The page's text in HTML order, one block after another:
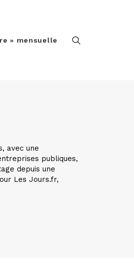
» mensuelle
avec une
publiques,
depuis une
Les Jours.fr,